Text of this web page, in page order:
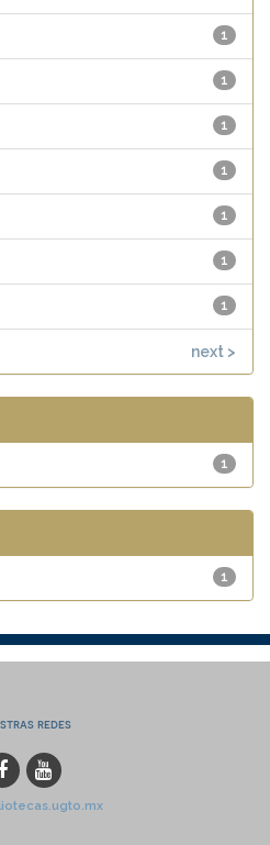
1
1
1
1
1
1
1
next >
1
1
redes